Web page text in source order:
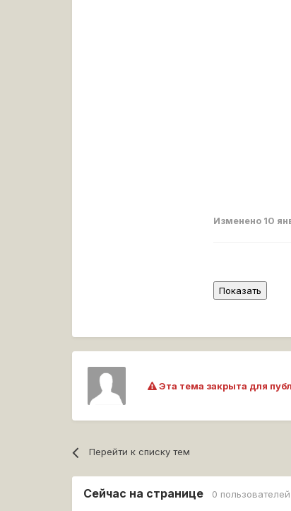
Изменено 10
Эта тема закрыта для
Перейти к списку тем
Сейчас на странице 0 пользователей